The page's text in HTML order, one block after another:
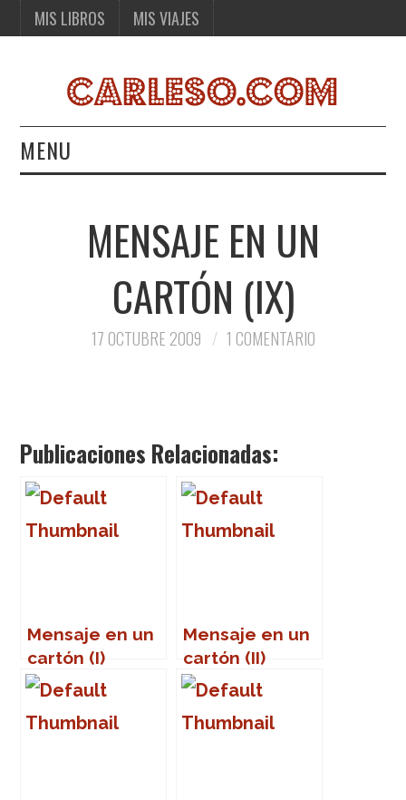
MIS LIBROS MIS VIAJES
MENU
MIS VIAJES
MENSAJE EN UN
CARTÓN (IX)
17 OCTUBRE 2009 1 COMENTARIO
Publicaciones Relacionadas:
Mensaje en un
cartón (I)
Mensaje en un
cartón (II)